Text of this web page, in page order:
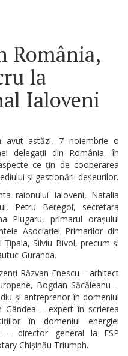
România,
la
Ialoveni
avut astăzi, 7 noiembrie o
delegații din România, în
ce țin de cooperarea
și gestionării deșeurilor.
raionului Ialoveni, Natalia
Petru Beregoi, secretara
Plugaru, primarul orașului
Asociației Primarilor din
Silviu Bivol, precum și
Guranda.
Răzvan Enescu – arhitect
Bogdan Săcăleanu –
și antreprenor în domeniul
Gândea – expert în scrierea
în domeniul energiei
– director general la FSP
Chișinău Triumph.